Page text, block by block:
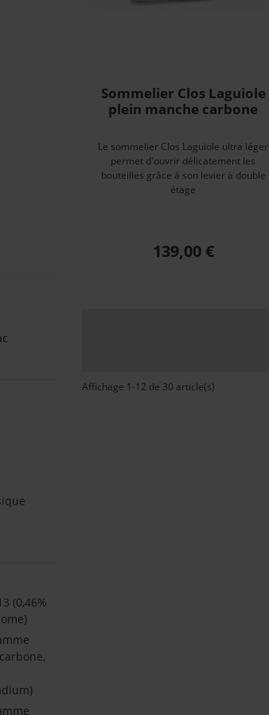
(0,46%
Sommelier Clos Laguiole
plein manche carbone
Le sommelier Clos Laguiole ultra léger
permet d'ouvrir délicatement les
bouteilles grâce à son levier à double
étage
Prix
139,00 €
Affichage 1-12 de 30 article(s)